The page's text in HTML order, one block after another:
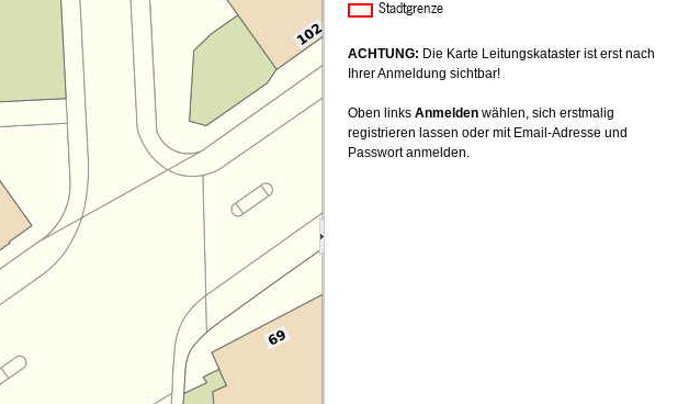
Stadtgrenze
ACHTUNG: Die Karte Leitungskataster ist erst nach
Ihrer Anmeldung sichtbar!
Oben links Anmelden wählen, sich erstmalig
registrieren lassen oder mit Email-Adresse und
Passwort anmelden.